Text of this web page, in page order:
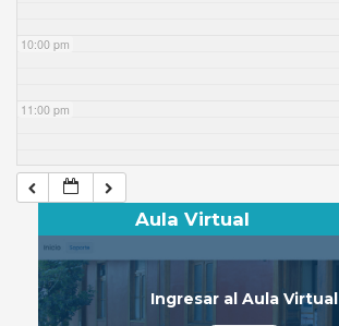
10:00 pm
11:00 pm
Aula Virtual
Ingresar al Aula Virtual